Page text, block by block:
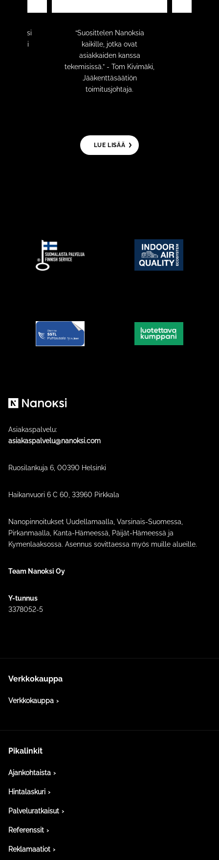
paransi
ja auttoi
“Suosittelen Nanoksia
kaikille, jotka ovat
asiakkaiden kanssa
tekemisissä.” - Tom Kivimäki,
Jääkenttäsäätiön
toimitusjohtaja.
LUE LISÄÄ
Asiakaspalvelu:
asiakaspalvelu@nanoksi.com
Ruosilankuja 6, 00390 Helsinki
Haikanvuori 6 C 60​, 33960 Pirkkala
Nanopinnoitukset Uudellamaalla, Varsinais-Suomessa,
Pirkanmaalla, Kanta-Hämeessä, Päijät-Hämeessä ja
Kymenlaaksossa. Asennus sovittaessa myös muille alueille.
Team Nanoksi Oy
Y-tunnus
3378052-5
Verkkokauppa
Verkkokauppa
Pikalinkit
Ajankohtaista
Hintalaskuri
Palveluratkaisut
Referenssit
Reklamaatiot